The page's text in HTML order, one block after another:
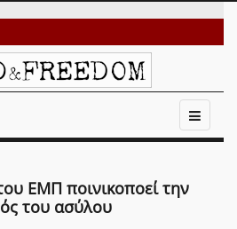
ΕΜΠ ποινικοποεί την
του ασύλου